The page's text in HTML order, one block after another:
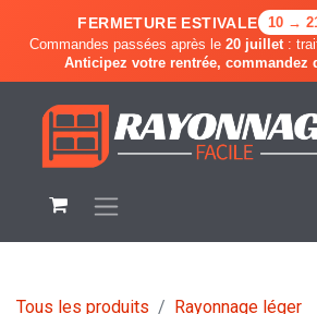
FERMETURE ESTIVALE
10 →
Commandes passées après le 20 juillet:
Anticipez votre rentrée, commandez
Tous les produits
Rayonnage léger